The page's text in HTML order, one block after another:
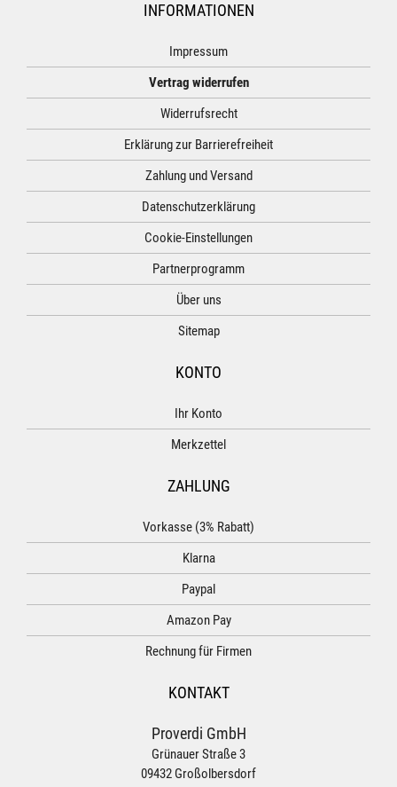
INFORMATIONEN
Impressum
Vertrag widerrufen
Widerrufsrecht
Erklärung zur Barrierefreiheit
Zahlung und Versand
Datenschutzerklärung
Cookie-Einstellungen
Partnerprogramm
Über uns
Sitemap
KONTO
Ihr Konto
Merkzettel
ZAHLUNG
Vorkasse (3% Rabatt)
Klarna
Paypal
Amazon Pay
Rechnung für Firmen
KONTAKT
Proverdi GmbH
Grünauer Straße 3
09432 Großolbersdorf